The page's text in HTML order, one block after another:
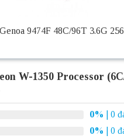
9474F 48C/96T 3.6G
W-1350 Processor
0%
| 0
0%
| 0